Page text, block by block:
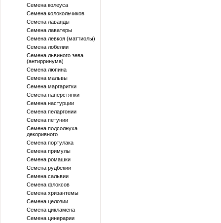
Семена колеуса
Семена колокольчиков
Семена лаванды
Семена лаватеры
Семена левкоя (маттиолы)
Семена лобелии
Семена львиного зева
(антирринума)
Семена люпина
Семена мальвы
Семена маргаритки
Семена наперстянки
Семена настурции
Семена пеларгонии
Семена петунии
Семена подсолнуха
декоривного
Семена портулака
Семена примулы
Семена ромашки
Семена рудбекии
Семена сальвии
Семена флоксов
Семена хризантемы
Семена целозии
Семена цикламена
Семена цинерарии